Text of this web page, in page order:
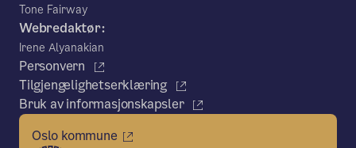
Tone Fairway
Webredaktør:
Irene Alyanakian
Personvern
Tilgjengelighetserklæring
Bruk av informasjonskapsler
Oslo kommune